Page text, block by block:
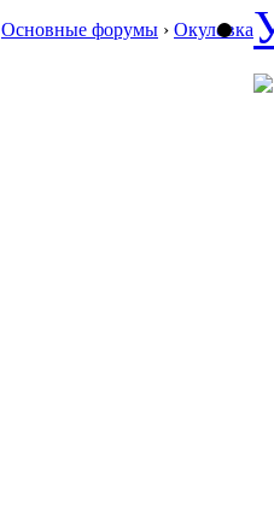
Основные форумы › Окуловка